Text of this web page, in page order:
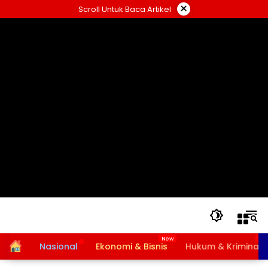
ke
Scroll Untuk Baca Artikel ×
HomeNasional Ekonomi & Bisnis Hukum & Kriminal
Bansos PKH dan BPNT